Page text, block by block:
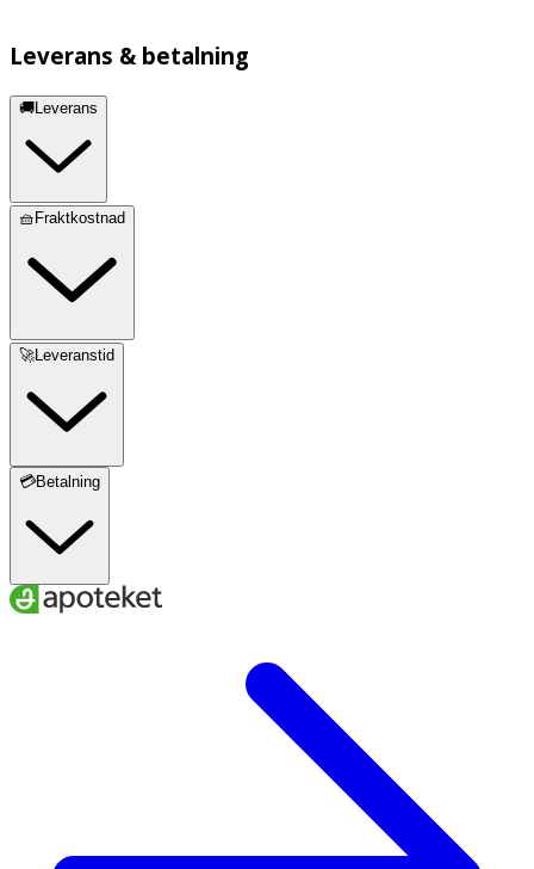
Leverans & betalning
🚚Leverans
🧺Fraktkostnad
🚀Leveranstid
💳Betalning